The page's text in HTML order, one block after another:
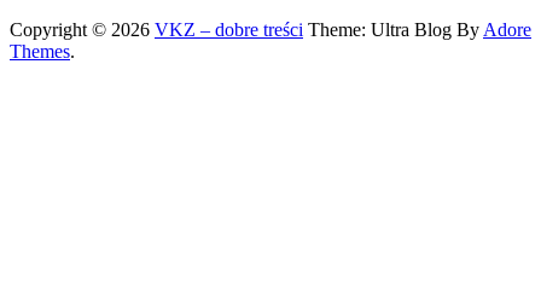
Copyright © 2026 VKZ – dobre treści Theme: Ultra Blog By Adore
Themes.